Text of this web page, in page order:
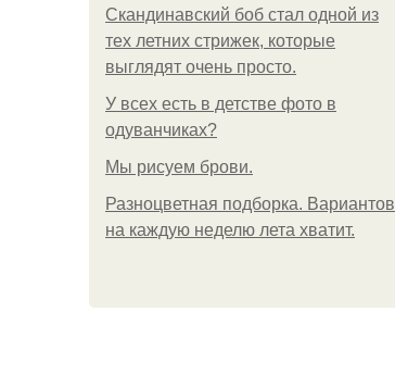
Скандинавский боб стал одной из
тех летних стрижек, которые
выглядят очень просто.
У всех есть в детстве фото в
одуванчиках?
Мы рисуем брови.
Разноцветная подборка. Вариантов
на каждую неделю лета хватит.